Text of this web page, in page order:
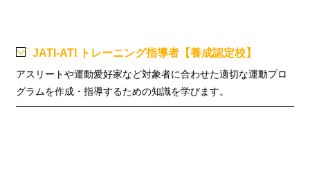
JATI-ATI トレーニング指導者【養成認定校】
アスリートや運動愛好家など対象者に合わせた適切な運動プロ
グラムを作成・指導するための知識を学びます。